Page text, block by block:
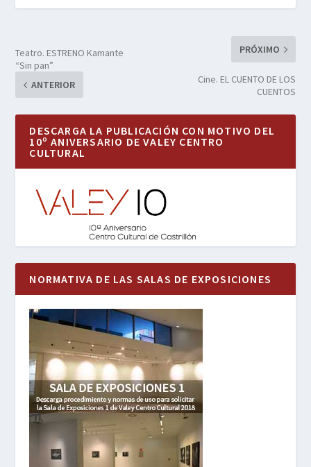
Teatro. ESTRENO Kamante
“Sin pan”
ANTERIOR
PRÓXIMO
Cine. EL CUENTO DE LOS
CUENTOS
DESCARGA LA PUBLICACIÓN CON MOTIVO DEL
10º ANIVERSARIO DE VALEY CENTRO
CULTURAL
NORMATIVA DE LAS SALAS DE EXPOSICIONES